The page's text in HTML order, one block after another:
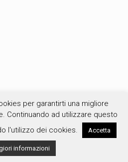
per garantirti una migliore
Continuando ad utilizzare questo
l'utilizzo dei cookies.
Accetta
informazioni